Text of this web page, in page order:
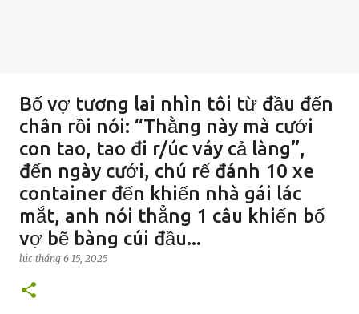
Bố vợ tương lai nhìn tôi từ đầu đến
chân rồi nói: “Thằng này mà cưới
con tao, tao đi r/úc váy cả làng”,
đến ngày cưới, chú rể đánh 10 xe
container đến khiến nhà gái lác
mắt, anh nói thẳng 1 câu khiến bố
vợ bẽ bàng cúi đầu...
lúc tháng 6 15, 2025